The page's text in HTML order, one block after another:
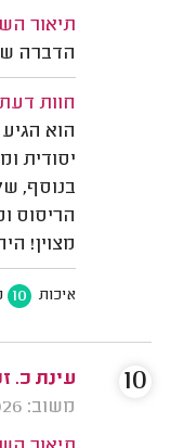
תיאור
הדברה של
חוות
הוא
יסודית
בנוסף,
הריסוס
מצוין!
איכות 10
עינת כ.
משוב: 06/07/2026
10